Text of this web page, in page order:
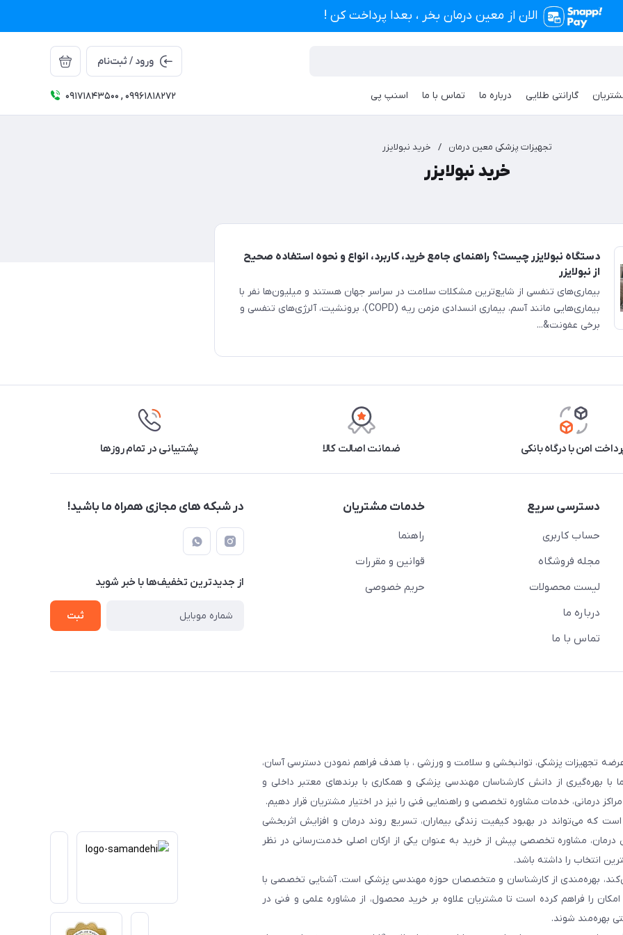
الان از معین درمان بخر ، بعدا پرداخت کن !
ورود / ثبت‌نام
گارانتی طلایی درباره ما تماس با ما اسنپ پی 09171843500 , 09961818272
تجهیزات پزشکی معین درمان / خرید نبولایزر
خرید نبولایزر
دستگاه نبولایزر چیست؟ راهنمای جامع خرید، کاربرد، انواع و نحوه استفاده صحیح
از نبولایزر
بیماری‌های تنفسی از شایع‌ترین مشکلات سلامت در سراسر جهان هستند و میلیون‌ها نفر با
بیماری‌هایی مانند آسم، بیماری انسدادی مزمن ریه (COPD)، برونشیت، آلرژی‌های تنفسی و
برخی عفونت&...
امن با درگاه بانکی ضمانت اصالت کالا پشتیبانی در تمام روزها
دسترسی سریع
حساب کاربری
مجله فروشگاه
لیست محصولات
درباره ما
تماس با ما
خدمات مشتریان
راهنما
قوانین و مقررات
حریم خصوصی
در شبکه های مجازی همراه ما باشید!
از جدید‌ترین تخفیف‌ها با‌ خبر شوید
ثبت
تجهیزات پزشکی، توانبخشی و سلامت و ورزشی ، با هدف فراهم نمودن دسترسی آسان،
با بهره‌گیری از دانش کارشناسان مهندسی پزشکی و همکاری با برندهای معتبر داخلی و
درمانی، خدمات مشاوره تخصصی و راهنمایی فنی را نیز در اختیار مشتریان قرار دهیم.
که می‌تواند در بهبود کیفیت زندگی بیماران، تسریع روند درمان و افزایش اثربخشی
مشاوره تخصصی پیش از خرید به عنوان یکی از ارکان اصلی خدمت‌رسانی در نظر
انتخاب را داشته باشد.
بهره‌مندی از کارشناسان و متخصصان حوزه مهندسی پزشکی است. آشنایی تخصصی با
امکان را فراهم کرده است تا مشتریان علاوه بر خرید محصول، از مشاوره علمی و فنی در
بهره‌مند شوند.